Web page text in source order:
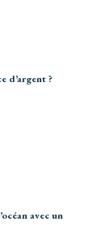
d’argent ?
avec un